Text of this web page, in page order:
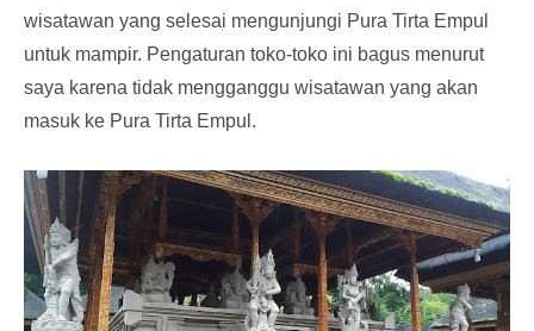
wisatawan yang selesai mengunjungi Pura Tirta Empul
untuk mampir. Pengaturan toko-toko ini bagus menurut
saya karena tidak mengganggu wisatawan yang akan
masuk ke Pura Tirta Empul.